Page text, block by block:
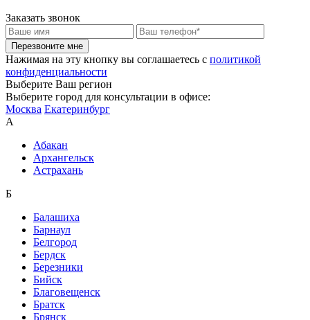
Заказать звонок
Перезвоните мне
Нажимая на эту кнопку вы соглашаетесь c политикой
конфиденциальности
Выберите Ваш регион
Выберите город для консультации в офисе:
Москва Екатеринбург
А
Абакан
Архангельск
Астрахань
Б
Балашиха
Барнаул
Белгород
Бердск
Березники
Бийск
Благовещенск
Братск
Брянск